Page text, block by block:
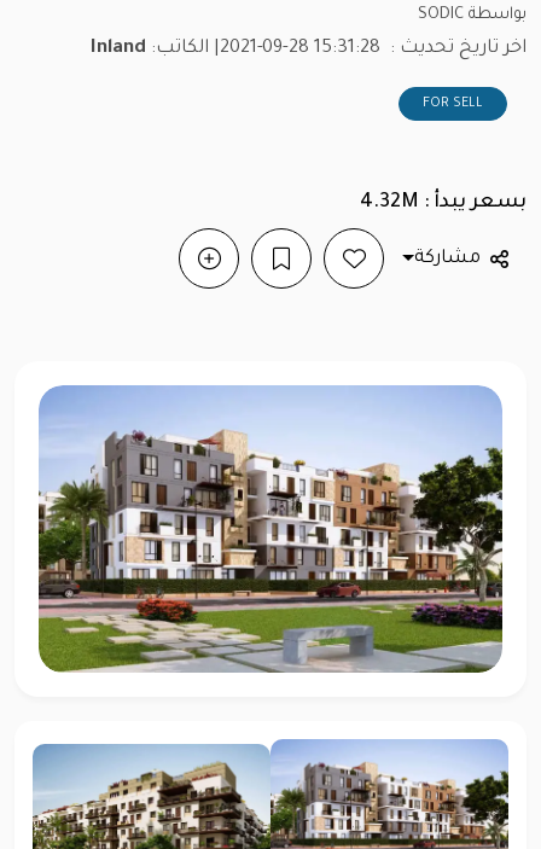
بواسطة SODIC
اخر تاريخ تحديث : 2021-09-28 15:31:28 | الكاتب: Inland
FOR SELL
بسعر يبدأ : 4.32M
مشاركة